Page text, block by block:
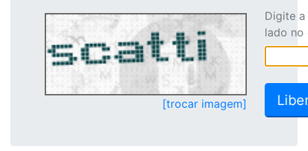
[trocar imagem]
Digite
lado no